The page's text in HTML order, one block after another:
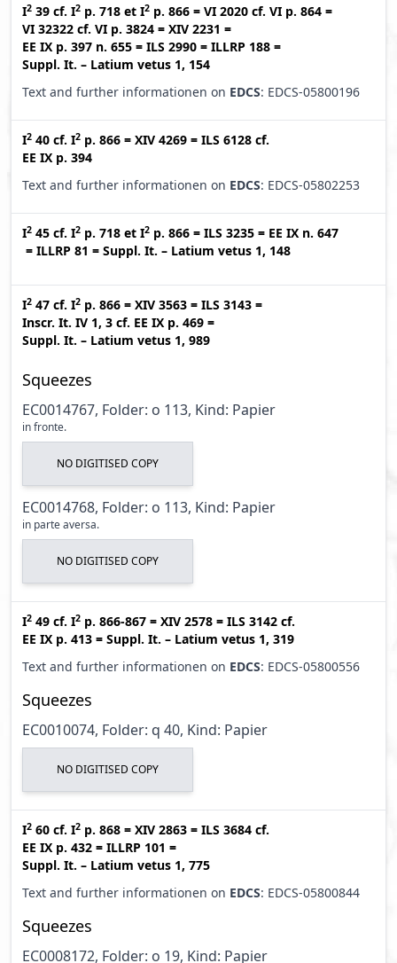
I2 39 cf. I2 p. 718 et I2 p. 866 = VI 2020 cf. VI p. 864 =
VI 32322 cf. VI p. 3824 = XIV 2231 =
EE IX p. 397 n. 655 = ILS 2990 = ILLRP 188 =
Suppl. It. – Latium vetus 1, 154
Text and further informationen on EDCS: EDCS-05800196
I2 40 cf. I2 p. 866 = XIV 4269 = ILS 6128 cf.
EE IX p. 394
Text and further informationen on EDCS: EDCS-05802253
I2 45 cf. I2 p. 718 et I2 p. 866 = ILS 3235 = EE IX n. 647
= ILLRP 81 = Suppl. It. – Latium vetus 1, 148
I2 47 cf. I2 p. 866 = XIV 3563 = ILS 3143 =
Inscr. It. IV 1, 3 cf. EE IX p. 469 =
Suppl. It. – Latium vetus 1, 989
Squeezes
EC0014767, Folder: o 113, Kind: Papier
in fronte.
NO DIGITISED COPY
EC0014768, Folder: o 113, Kind: Papier
in parte aversa.
NO DIGITISED COPY
I2 49 cf. I2 p. 866-867 = XIV 2578 = ILS 3142 cf.
EE IX p. 413 = Suppl. It. – Latium vetus 1, 319
Text and further informationen on EDCS: EDCS-05800556
Squeezes
EC0010074, Folder: q 40, Kind: Papier
NO DIGITISED COPY
I2 60 cf. I2 p. 868 = XIV 2863 = ILS 3684 cf.
EE IX p. 432 = ILLRP 101 =
Suppl. It. – Latium vetus 1, 775
Text and further informationen on EDCS: EDCS-05800844
Squeezes
EC0008172, Folder: o 19, Kind: Papier